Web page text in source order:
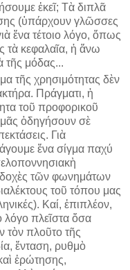
ἐκεῖ; Τὰ διπλᾶ
(ὑπάρχουν γλῶσσες
ἕνα τέτοιο λόγο, ὅπως
τὰ κεφαλαῖα, ἡ ἄνω
τῆς μόδας...
τῆς χρησιμότητας δὲν
Πράγματι, ἡ
τοῦ προφορικοῦ
ὁδηγήσουν σὲ
Γιὰ
ἕνα σίγμα παχύ
τῶν φωνημάτων
τοῦ τόπου μας
Καί, ἐπιπλέον,
πλεῖστα ὅσα
τὸν πλοῦτο τῆς
ἔνταση, ρυθμὸ
ἐρώτησης,